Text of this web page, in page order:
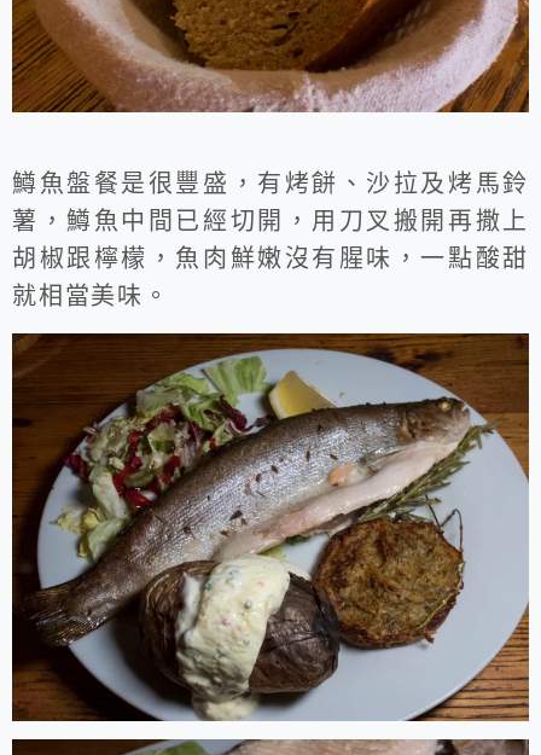
鱒魚盤餐是很豐盛，有烤餅、沙拉及烤馬鈴
薯，鱒魚中間已經切開，用刀叉搬開再撒上
胡椒跟檸檬，魚肉鮮嫩沒有腥味，一點酸甜
就相當美味。